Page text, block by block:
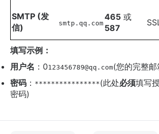
SMTP (发
信)
smtp.qq.com
465 ​ 或
587
填写示例：
用户名 ：0123456789@qq.com(您的完整邮
密码 ： ****************(此处必须填写
密码)